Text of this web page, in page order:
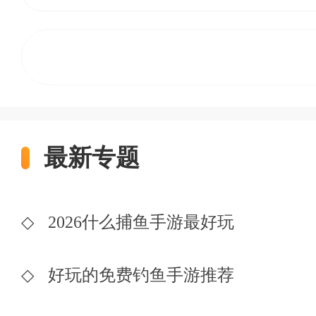
最新专题
◇ 2026什么捕鱼手游最好玩
◇ 好玩的免费钓鱼手游推荐